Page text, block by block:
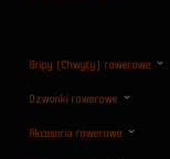
Gripy (Chwyty) rowerowe
Dzwonki rowerowe
Akcesoria rowerowe